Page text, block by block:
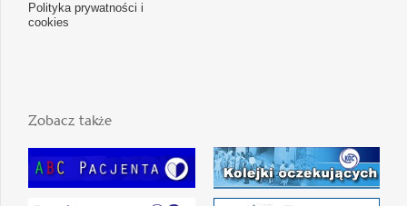
Polityka prywatności i
cookies
Zobacz także